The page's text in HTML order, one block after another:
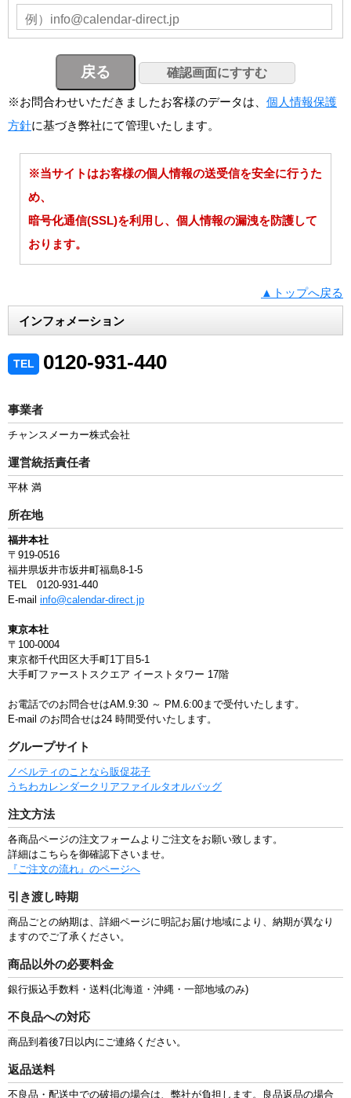
※お問合わせいただきましたお客様のデータは、 個人情報保護
方針に基づき弊社にて管理いたします。
※当サイトはお客様の個人情報の送受信を安全に行うた
め、
暗号化通信(SSL)を利用し、個人情報の漏洩を防護して
おります。
▲トップへ戻る
インフォメーション
TEL 0120-931-440
事業者
チャンスメーカー株式会社
運営統括責任者
平林 満
所在地
福井本社
〒919-0516
福井県坂井市坂井町福島8-1-5
TEL 0120-931-440
E-mail info@calendar-direct.jp
東京本社
〒100-0004
東京都千代田区大手町1丁目5-1
大手町ファーストスクエア イーストタワー 17階
お電話でのお問合せはAM.9:30 ～ PM.6:00まで受付いたします。
E-mail のお問合せは24 時間受付いたします。
グループサイト
ノベルティのことなら販促花子
うちわカレンダークリアファイルタオルバッグ
注文方法
各商品ページの注文フォームよりご注文をお願い致します。
詳細はこちらを御確認下さいませ。
『ご注文の流れ』のページへ
引き渡し時期
商品ごとの納期は、詳細ページに明記お届け地域により、納期が異なり
ますのでご了承ください。
商品以外の必要料金
銀行振込手数料・送料(北海道・沖縄・一部地域のみ)
不良品への対応
商品到着後7日以内にご連絡ください。
返品送料
不良品・配送中での破損の場合は、弊社が負担します。良品返品の場合